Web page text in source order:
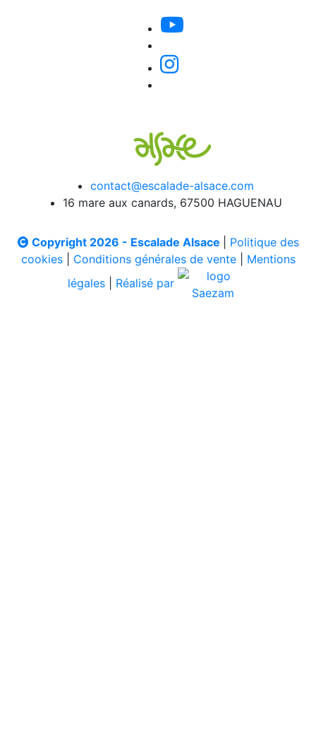
contact@escalade-alsace.com
16 mare aux canards, 67500 HAGUENAU
Copyright 2026 - Escalade Alsace
Politique des
cookies| Conditions générales de vente| Mentions
légales
Réalisé par